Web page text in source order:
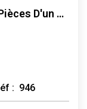
Appartement Aix-En-Provence 2 Pièces D'un Peu Plus De 40 M2
: 946